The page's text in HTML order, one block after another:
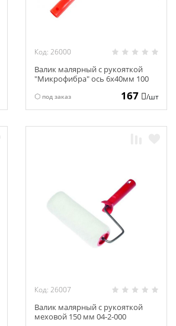
Код: 26000
Валик малярный с рукояткой
"Микрофибра" ось 6х40мм 100
под заказ 167 /шт
Код: 26007
Валик малярный с рукояткой
меховой 150 мм 04-2-000